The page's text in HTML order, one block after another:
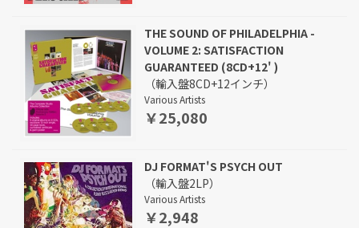
THE SOUND OF PHILADELPHIA -
VOLUME 2: SATISFACTION
GUARANTEED (8CD+12' )
（輸入盤8CD+12インチ）
Various Artists
￥25,080
DJ FORMAT'S PSYCH OUT
（輸入盤2LP）
Various Artists
￥2,948